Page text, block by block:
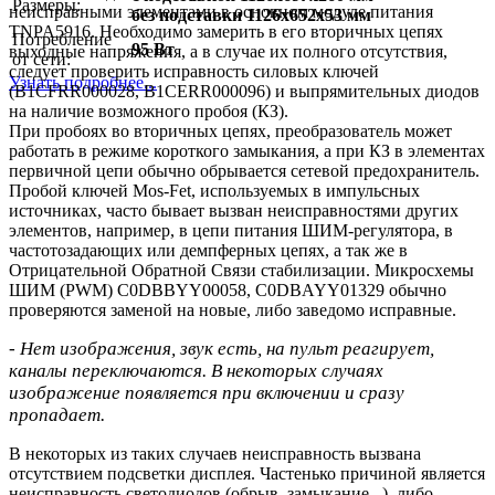
Размеры:
без подставки 1126x652x53 мм
Потребление
от сети:
95 Вт
Узнать подробнее...
неисправными элементами в основном модуле питания
TNPA5916. Необходимо замерить в его вторичных цепях
выходные напряжения, а в случае их полного отсутствия,
следует проверить исправность силовых ключей
(B1CFRR000028, B1CERR000096) и выпрямительных диодов
на наличие возможного пробоя (КЗ).
При пробоях во вторичных цепях, преобразователь может
работать в режиме короткого замыкания, а при КЗ в элементах
первичной цепи обычно обрывается сетевой предохранитель.
Пробой ключей Mos-Fet, используемых в импульсных
источниках, часто бывает вызван неисправностями других
элементов, например, в цепи питания ШИМ-регулятора, в
частотозадающих или демпферных цепях, а так же в
Отрицательной Обратной Связи стабилизации. Микросхемы
ШИМ (PWM) C0DBBYY00058, C0DBAYY01329 обычно
проверяются заменой на новые, либо заведомо исправные.
- Нет изображения, звук есть, на пульт реагирует,
каналы переключаются. В некоторых случаях
изображение появляется при включении и сразу
пропадает.
В некоторых из таких случаев неисправность вызвана
отсутствием подсветки дисплея. Частенько причиной является